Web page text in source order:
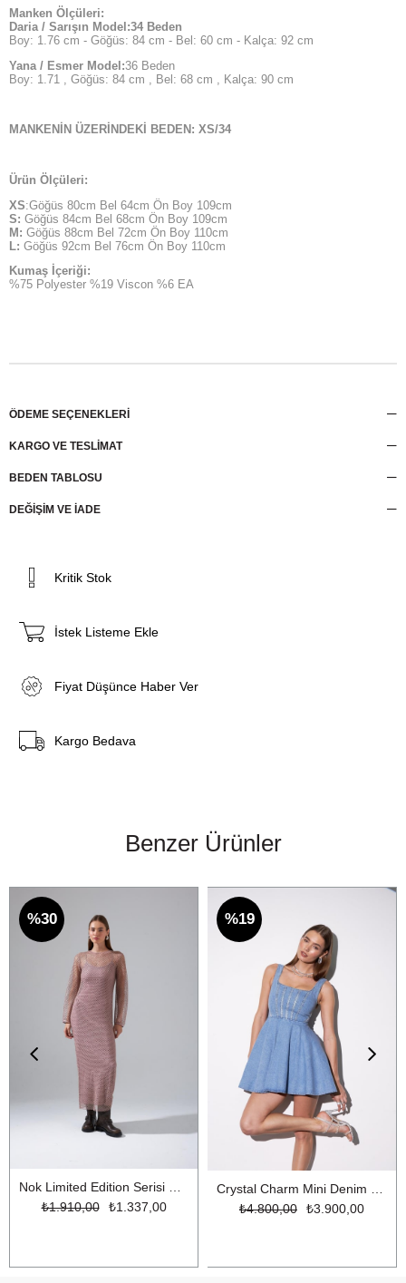
Manken Ölçüleri:
Daria / Sarışın Model:34 Beden
Boy: 1.76 cm - Göğüs: 84 cm - Bel: 60 cm - Kalça: 92 cm
Yana / Esmer Model:36 Beden
Boy: 1.71 , Göğüs: 84 cm , Bel: 68 cm , Kalça: 90 cm
MANKENİN ÜZERİNDEKİ BEDEN: XS/34
Ürün Ölçüleri:
XS:Göğüs 80cm Bel 64cm Ön Boy 109cm
S: Göğüs 84cm Bel 68cm Ön Boy 109cm
M: Göğüs 88cm Bel 72cm Ön Boy 110cm
L: Göğüs 92cm Bel 76cm Ön Boy 110cm
Kumaş İçeriği:
%75 Polyester %19 Viscon %6 EA
ÖDEME SEÇENEKLERI
KARGO VE TESLİMAT
BEDEN TABLOSU
DEĞİŞİM VE İADE
Kritik Stok
İstek Listeme Ekle
Fiyat Düşünce Haber Ver
Kargo Bedava
Benzer Ürünler
Nok Limited Edition Serisi Parıltılı İplikli Uzun File Triko Elbise Gül Kurusu
₺1.337,00
₺1.910,00
%30
₺3.900,00
₺4.800,00
%19